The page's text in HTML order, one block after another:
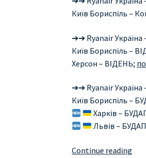
Київ Бориспіль –
➔➔ Ryanair Україна
Київ Бориспіль –
Херсон – ВІДЕНЬ;
➔➔ Ryanair Україна
Київ Бориспіль –
Харків –
Львів –
Continue reading